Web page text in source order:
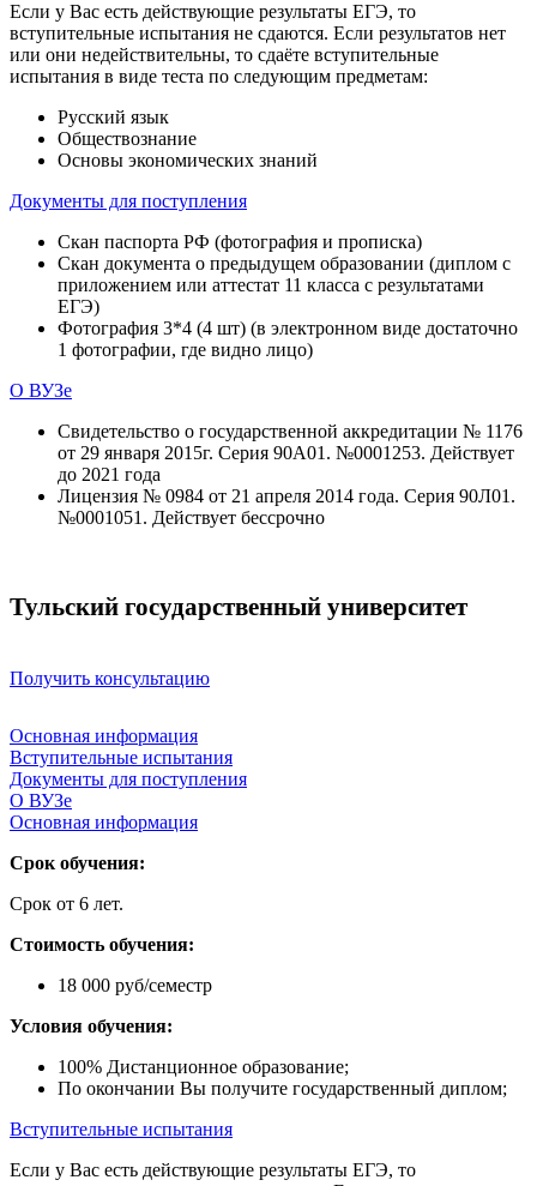
Если у Вас есть действующие результаты ЕГЭ, то
вступительные испытания не сдаются. Если результатов нет
или они недействительны, то сдаёте вступительные
испытания в виде теста по следующим предметам:
Русский язык
Обществознание
Основы экономических знаний
Документы для поступления
Скан паспорта РФ (фотография и прописка)
Скан документа о предыдущем образовании (диплом с
приложением или аттестат 11 класса с результатами
ЕГЭ)
Фотография 3*4 (4 шт) (в электронном виде достаточно
1 фотографии, где видно лицо)
О ВУЗе
Свидетельство о государственной аккредитации № 1176
от 29 января 2015г. Серия 90А01. №0001253. Действует
до 2021 года
Лицензия № 0984 от 21 апреля 2014 года. Серия 90Л01.
№0001051. Действует бессрочно
Тульский государственный университет
Получить консультацию
Основная информация
Вступительные испытания
Документы для поступления
О ВУЗе
Основная информация
Срок обучения:
Срок от 6 лет.
Стоимость обучения:
18 000 руб/семестр
Условия обучения:
100% Дистанционное образование;
По окончании Вы получите государственный диплом;
Вступительные испытания
Если у Вас есть действующие результаты ЕГЭ, то